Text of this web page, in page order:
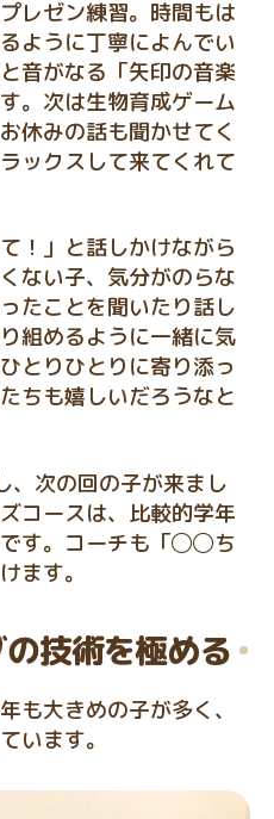
レゼン練習。時間もは
ように丁寧によんでい
音がなる「矢印の音楽
。次は生物育成ゲーム
休みの話も聞かせてく
ックスして来てくれて
！」と話しかけながら
ない子、気分がのらな
たことを聞いたり話し
組めるように一緒に気
とりひとりに寄り添っ
ちも嬉しいだろうなと
、次の回の子が来まし
コースは、比較的学年
す。コーチも「◯◯ち
ます。
技術を極める
も大きめの子が多く、
います。